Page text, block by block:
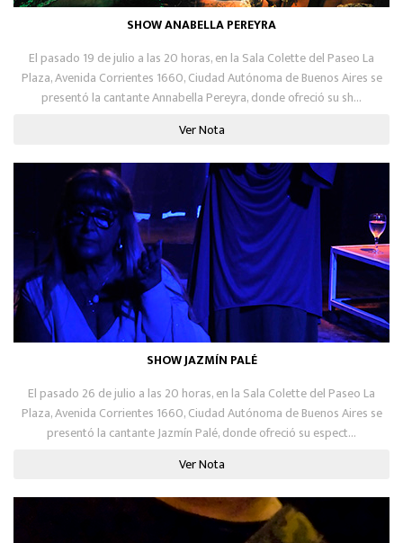
SHOW ANABELLA PEREYRA
El pasado 19 de julio a las 20 horas, en la Sala Colette del Paseo La
Plaza, Avenida Corrientes 1660, Ciudad Autónoma de Buenos Aires se
presentó la cantante Annabella Pereyra, donde ofreció su sh...
Ver Nota
SHOW JAZMÍN PALÉ
El pasado 26 de julio a las 20 horas, en la Sala Colette del Paseo La
Plaza, Avenida Corrientes 1660, Ciudad Autónoma de Buenos Aires se
presentó la cantante Jazmín Palé, donde ofreció su espect...
Ver Nota